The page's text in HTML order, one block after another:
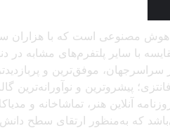
هوش مصنوعی است که با
سایر پلتفرم‌های مشابه در
هزار بازدیدشبانه‌روزی از سراسرجهان،
پیشروترین و نوآورانه‌ترین
آنلاین هنر، تماشاخانه و
که به‌منظور ارتقای سطح